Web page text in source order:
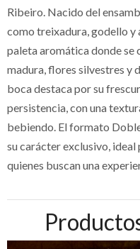
Ribeiro. Nacido del
como treixadura, godello y
paleta aromática donde se
madura, flores silvestres y
boca destaca por su
persistencia, con una
bebiendo. El formato
su carácter exclusivo, ideal
quienes buscan una